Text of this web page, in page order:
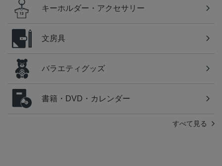
キーホルダー・アクセサリー
文房具
バラエティグッズ
書籍・DVD・カレンダー
すべて見る